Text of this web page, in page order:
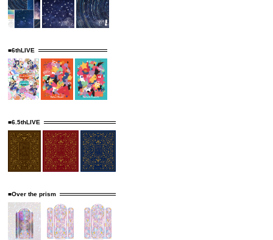
■6thLIVE
■6.5thLIVE
■Over the prism